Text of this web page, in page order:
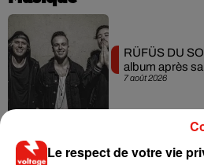
7 août 2026
RÜFÜS DU
album après
Angèle et
Le respect de votre vie